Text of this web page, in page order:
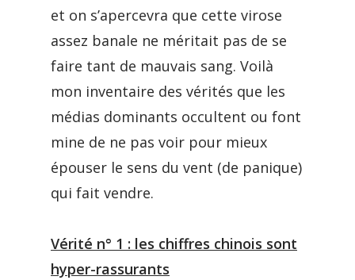
et on s’apercevra que cette virose
assez banale ne méritait pas de se
faire tant de mauvais sang. Voilà
mon inventaire des vérités que les
médias dominants occultent ou font
mine de ne pas voir pour mieux
épouser le sens du vent (de panique)
qui fait vendre.
Vérité n° 1 : les chiffres chinois sont
hyper-rassurants